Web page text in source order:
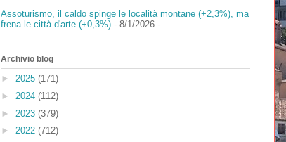
Assoturismo, il caldo spinge le località montane (+2,3%), ma
frena le città d'arte (+0,3%)- 8/1/2026-
Archivio blog
► 2025 (171)
► 2024 (112)
► 2023 (379)
► 2022 (712)